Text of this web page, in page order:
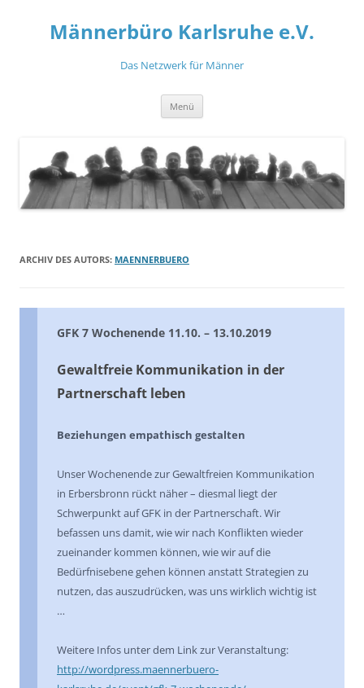
springenMännerbüro Karlsruhe e.V.
Das Netzwerk für Männer
Menü
ARCHIV DES AUTORS: MAENNERBUERO
GFK 7 Wochenende 11.10. – 13.10.2019
Gewaltfreie Kommunikation in der
Partnerschaft leben
Beziehungen empathisch gestalten
Unser Wochenende zur Gewaltfreien Kommunikation
in Erbersbronn rückt näher – diesmal liegt der
Schwerpunkt auf GFK in der Partnerschaft. Wir
befassen uns damit, wie wir nach Konflikten wieder
zueinander kommen können, wie wir auf die
Bedürfnisebene gehen können anstatt Strategien zu
nutzen, das auszudrücken, was uns wirklich wichtig ist
…
Weitere Infos unter dem Link zur Veranstaltung:
http://wordpress.maennerbuero-